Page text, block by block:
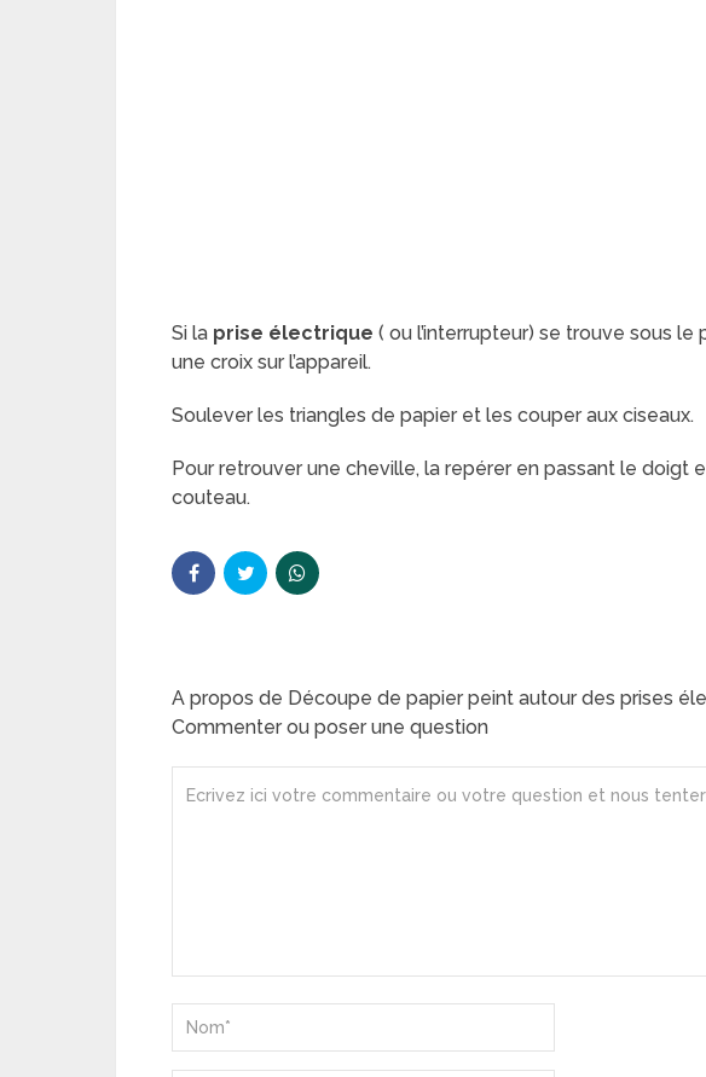
Si la prise électrique ( ou l’interrupteur) se trouve sous le
une croix sur l’appareil.
Soulever les triangles de papier et les couper aux ciseaux.
Pour retrouver une cheville, la repérer en passant le doigt
couteau.
A propos de Découpe de papier peint autour des prises
Commenter ou poser une question